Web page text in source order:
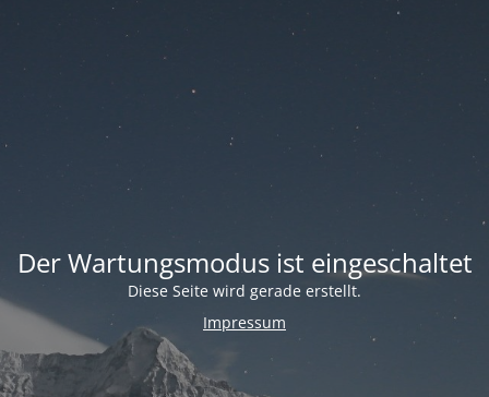
Der Wartungsmodus ist eingeschaltet
Diese Seite wird gerade erstellt.
Impressum